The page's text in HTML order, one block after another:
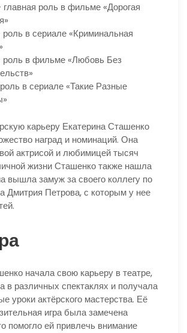
роль в фильме «Дорогая
в сериале «Криминальная
в фильме «Любовь Без
в сериале «Такие Разные
карьеру Екатерина Сташенко
наград и номинаций. Она
актрисой и любимицей тысяч
жизни Сташенко также нашла
вышла замуж за своего коллегу по
Дмитрия Петрова, с которым у нее
начала свою карьеру в театре,
в различных спектаклях и получала
уроки актёрского мастерства. Её
игра была замечена
помогло ей привлечь внимание